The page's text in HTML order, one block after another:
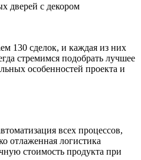
дверей с декором
130 сделок, и каждая из них
стремимся подобрать лучшее
особенностей проекта и
всех процессов,
отлаженная логистика
стоимость продукта при